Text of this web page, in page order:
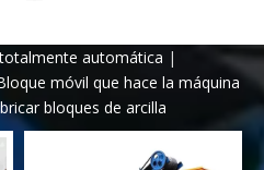
automática |
móvil que hace la máquina
bloques de arcilla